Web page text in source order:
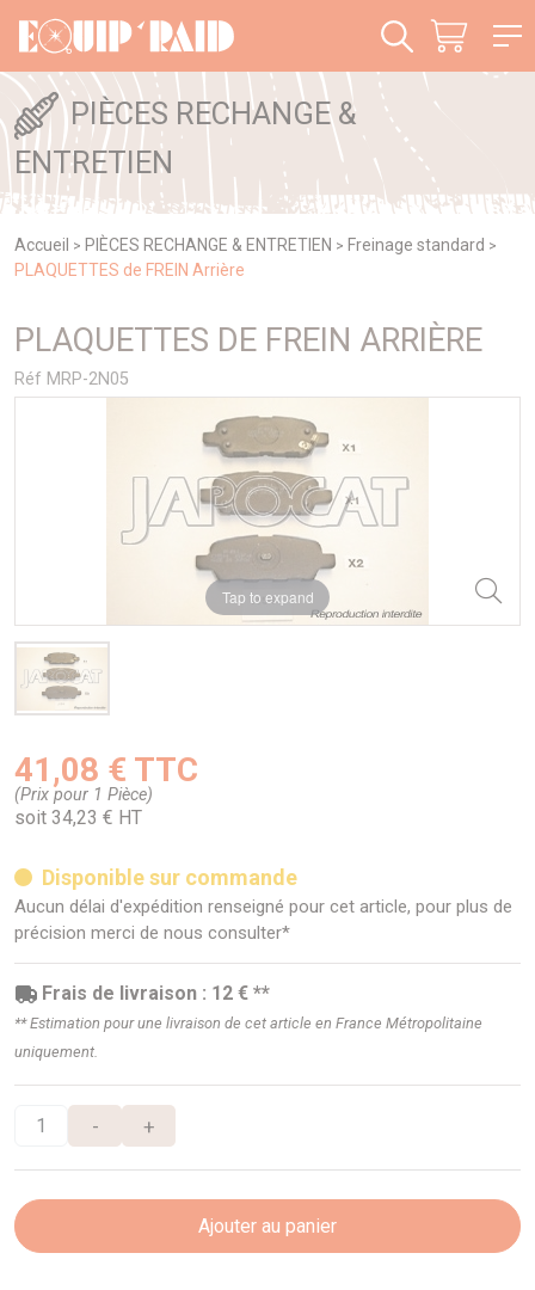
PIÈCES RECHANGE &
ENTRETIEN
Accueil > PIÈCES RECHANGE & ENTRETIEN > Freinage standard >
PLAQUETTES de FREIN Arrière
PLAQUETTES DE FREIN ARRIÈRE
Réf MRP-2N05
Tap to expand
41,08 € TTC
(Prix pour 1 Pièce)
soit 34,23 € HT
Disponible sur commande
Aucun délai d'expédition renseigné pour cet article, pour plus de
précision merci de nous consulter*
Frais de livraison : 12 € **
** Estimation pour une livraison de cet article en France Métropolitaine
uniquement.
- +
Ajouter au panier
Panneau de gestion des cookies